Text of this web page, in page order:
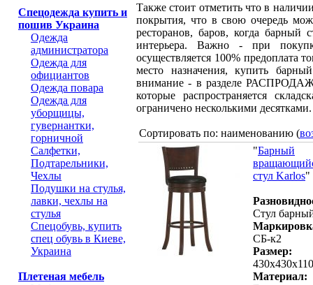
Спецодежда купить и
пошив Украина
Одежда
администратора
Одежда для
официантов
Одежда повара
Одежда для
уборщицы,
гувернантки,
горничной
Салфетки,
Подтарельники,
Чехлы
Подушки на стулья,
лавки, чехлы на
стулья
Спецобувь, купить
спец обувь в Киеве,
Украина
Плетеная мебель
Также стоит отметить что в
покрытия, что в свою очередь
ресторанов, баров, когда барный
интерьера. Важно - при
осуществляется 100% предоплата
место назначения, купить
внимание - в разделе
которые распространяется
ограничено несколькими
Сортировать по: наименованию (
"Барный
стул Karlos"
Стул
СБ-к2
Размер:
Материал: